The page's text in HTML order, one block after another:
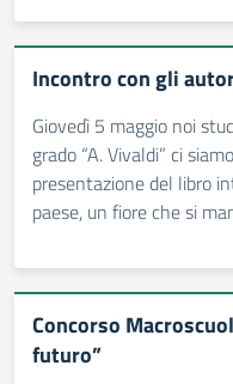
Incontro con gli
Giovedì 5 maggio noi
grado “A. Vivaldi” ci
presentazione del libro
paese, un fiore che si
Concorso
futuro”